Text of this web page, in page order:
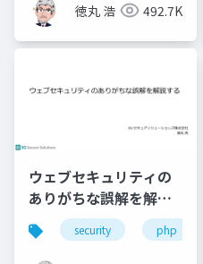
徳丸 浩 492.7K
ウェブセキュリティの
ありがちな誤解を解説
する
security php